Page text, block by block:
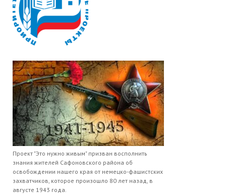
Проект "Это нужно живым" призван восполнить
знания жителей Сафоновского района об
освобождении нашего края от немецко-фашистских
захватчиков, которое произошло 80 лет назад, в
августе 1943 года.